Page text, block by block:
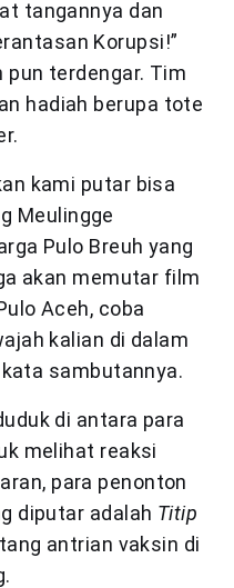
tangannya dan
Korupsi!”
pun terdengar. Tim
hadiah berupa tote
kami putar bisa
Meulingge
Pulo Breuh yang
akan memutar film
Aceh, coba
kalian di dalam
sambutannya.
di antara para
melihat reaksi
para penonton
diputar adalah Titip
antrian vaksin di